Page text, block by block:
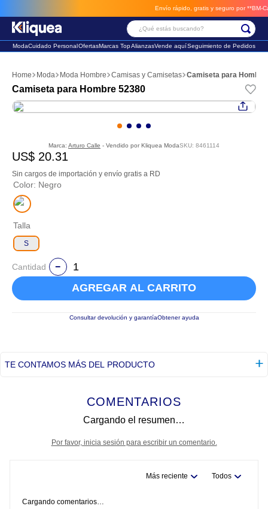
Envío rápido, gratis y seguro por **BM-
¿Qué estás buscando?
ModaCuidado PersonalOfertasMarcas TopAlianzasVende aquíSeguimiento de Pedidos
Moda Moda Hombre Camisas y Camisetas Camiseta para Hombre
Camiseta para Hombre 52380
Marca: Arturo Calle - Vendido por Kliquea ModaSKU: 8461114
US$ 20.31
Sin cargos de importación y envío gratis a RD
Color: Negro
Talla
S
Cantidad
AGREGAR AL CARRITO
Consultar devolución y garantíaObtener ayuda
TE CONTAMOS MÁS DEL PRODUCTO
COMENTARIOS
Cargando el resumen…
Por favor, inicia sesión para escribir un comentario.
Más reciente Todos
Cargando comentarios…
2. sandalia